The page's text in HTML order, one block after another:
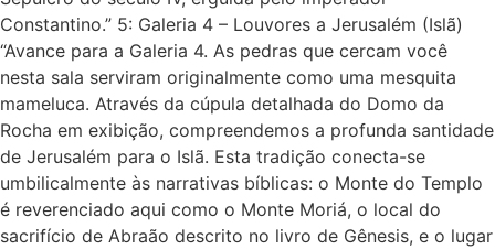
Constantino.” 5: Galeria 4 – Louvores a Jerusalém (Islã)
“Avance para a Galeria 4. As pedras que cercam você
nesta sala serviram originalmente como uma mesquita
mameluca. Através da cúpula detalhada do Domo da
Rocha em exibição, compreendemos a profunda santidade
de Jerusalém para o Islã. Esta tradição conecta-se
umbilicalmente às narrativas bíblicas: o Monte do Templo
é reverenciado aqui como o Monte Moriá, o local do
sacrifício de Abraão descrito no livro de Gênesis, e o lugar